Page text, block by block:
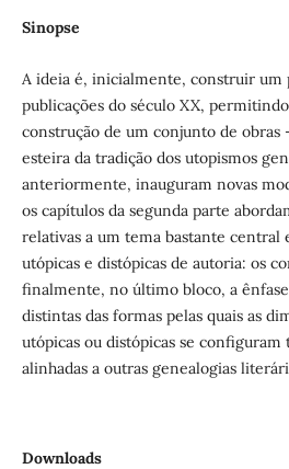
Sinopse
A ideia é, inicialmente, construir um
publicações do século XX,
construção de um conjunto de obras
esteira da tradição dos utopismos
anteriormente, inauguram novas
os capítulos da segunda parte
relativas a um tema bastante central
utópicas e distópicas de autoria: os
finalmente, no último bloco, a
distintas das formas pelas quais as
utópicas ou distópicas se configuram
alinhadas a outras genealogias
Downloads